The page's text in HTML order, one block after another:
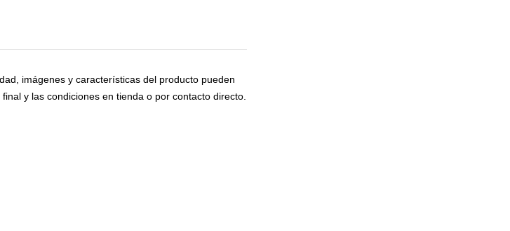
imágenes y características del producto pueden
y las condiciones en tienda o por contacto directo.